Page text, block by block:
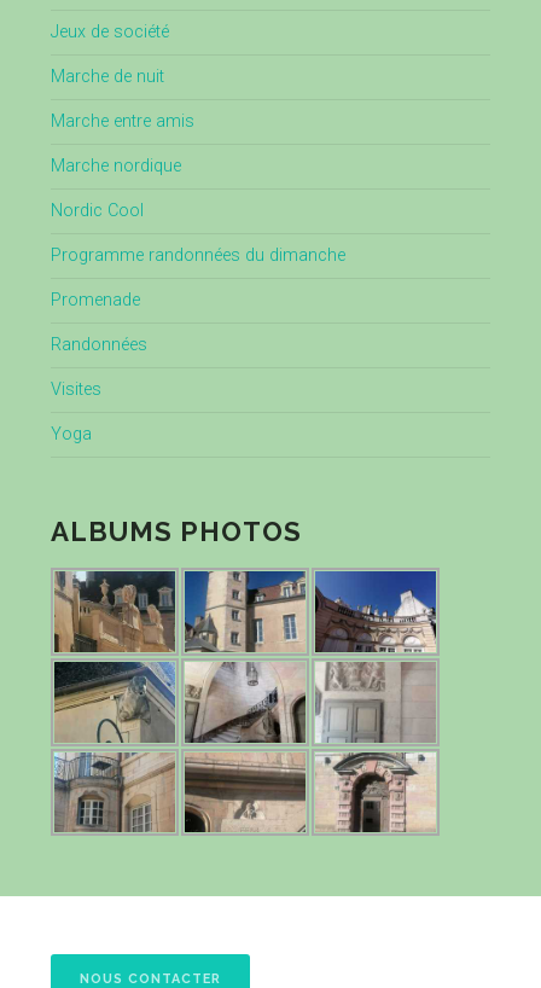
Jeux de société
Marche de nuit
Marche entre amis
Marche nordique
Nordic Cool
Programme randonnées du dimanche
Promenade
Randonnées
Visites
Yoga
ALBUMS PHOTOS
NOUS CONTACTER